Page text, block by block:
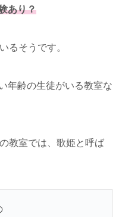
あり？
るそうです。
年齢の生徒がいる教室な
教室では、歌姫と呼ば